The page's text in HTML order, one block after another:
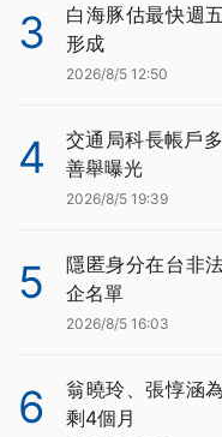
3
白海豚估最快週
形成
2026/8/5 12:50
4
交通局科長帳戶
善舉曝光
2026/8/5 19:39
5
隱匿身分在台非
企名單
2026/8/5 16:03
6
翁曉玲、張惇涵
剩4個月